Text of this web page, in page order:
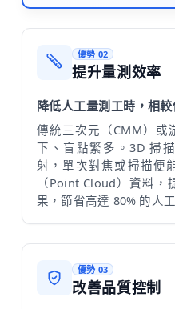
優勢 02
提升量測效率
降低人工量測工時，相
傳統三次元（CMM）或
下、盲點繁多。3D 掃
射，單次對焦或掃描便
（Point Cloud）資料
果，節省高達 80% 的人
優勢 03
改善品質控制